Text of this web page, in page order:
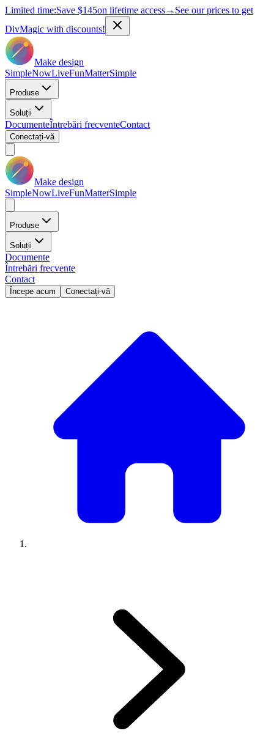
Limited time:Save $145on lifetime access→ See our prices to get
DivMagic with discounts!
Make design
SimpleNowLiveFunMatterSimple
Produse
Soluții
DocumenteÎntrebări frecventeContact
Conectați-vă
Make design
SimpleNowLiveFunMatterSimple
Produse
Soluții
Documente
Întrebări frecvente
Contact
Începe acum Conectați-vă